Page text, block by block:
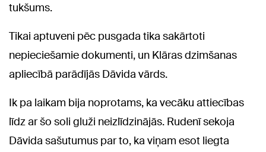
tukšums.
Tikai aptuveni pēc pusgada tika sakārtoti
nepieciešamie dokumenti, un Klāras dzimšanas
apliecībā parādījās Dāvida vārds.
Ik pa laikam bija noprotams, ka vecāku attiecības
līdz ar šo soli gluži neizlīdzinājās. Rudenī sekoja
Dāvida sašutumus par to, ka viņam esot liegta